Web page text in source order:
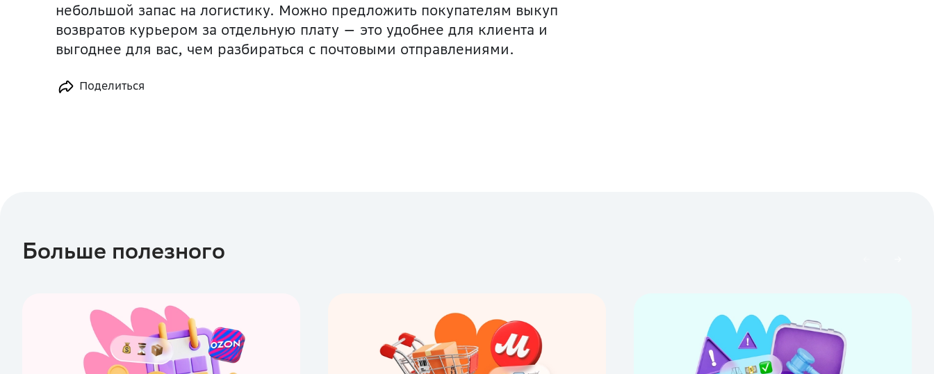
небольшой запас на логистику. Можно предложить покупателям выкуп
возвратов курьером за отдельную плату — это удобнее для клиента и
выгоднее для вас, чем разбираться с почтовыми отправлениями.
Поделиться
Больше полезного